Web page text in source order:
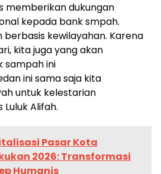
memberikan dukungan
kepada bank smpah.
kewilayahan. Karena
kita juga yang akan
sampah ini
dan ini sama saja kita
untuk kelestarian
Luluk Alifah.
Pasar Kota
2026: Transformasi
Humanis